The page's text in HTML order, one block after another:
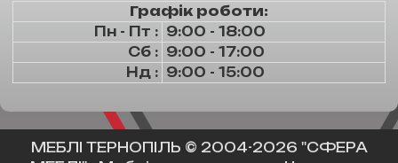
Графік роботи:
Пн - Пт : 9:00 - 18:00
Сб : 9:00 - 17:00
Нд : 9:00 - 15:00
МЕБЛІ ТЕРНОПІЛЬ © 2004-2026 "СФЕРА